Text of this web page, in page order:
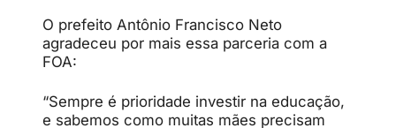
O prefeito Antônio Francisco Neto
agradeceu por mais essa parceria com a
FOA:
“Sempre é prioridade investir na educação,
e sabemos como muitas mães precisam